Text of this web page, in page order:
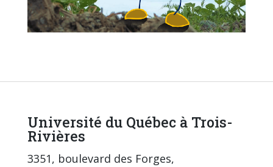
Université du Québec à Trois-
Rivières
3351, boulevard des Forges,